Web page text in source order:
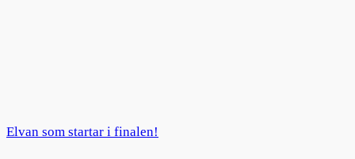
Elvan som startar i finalen!